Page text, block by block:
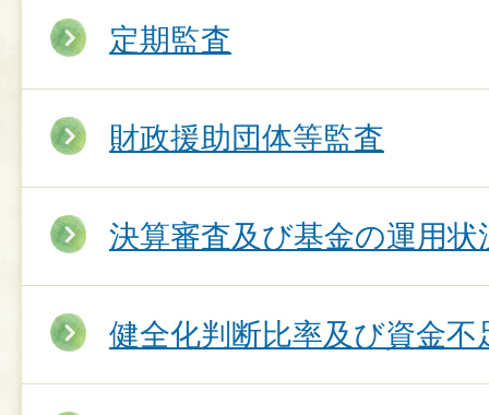
定期監査
財政援助団体等監査
決算審査及び基金の運用状
健全化判断比率及び資金不